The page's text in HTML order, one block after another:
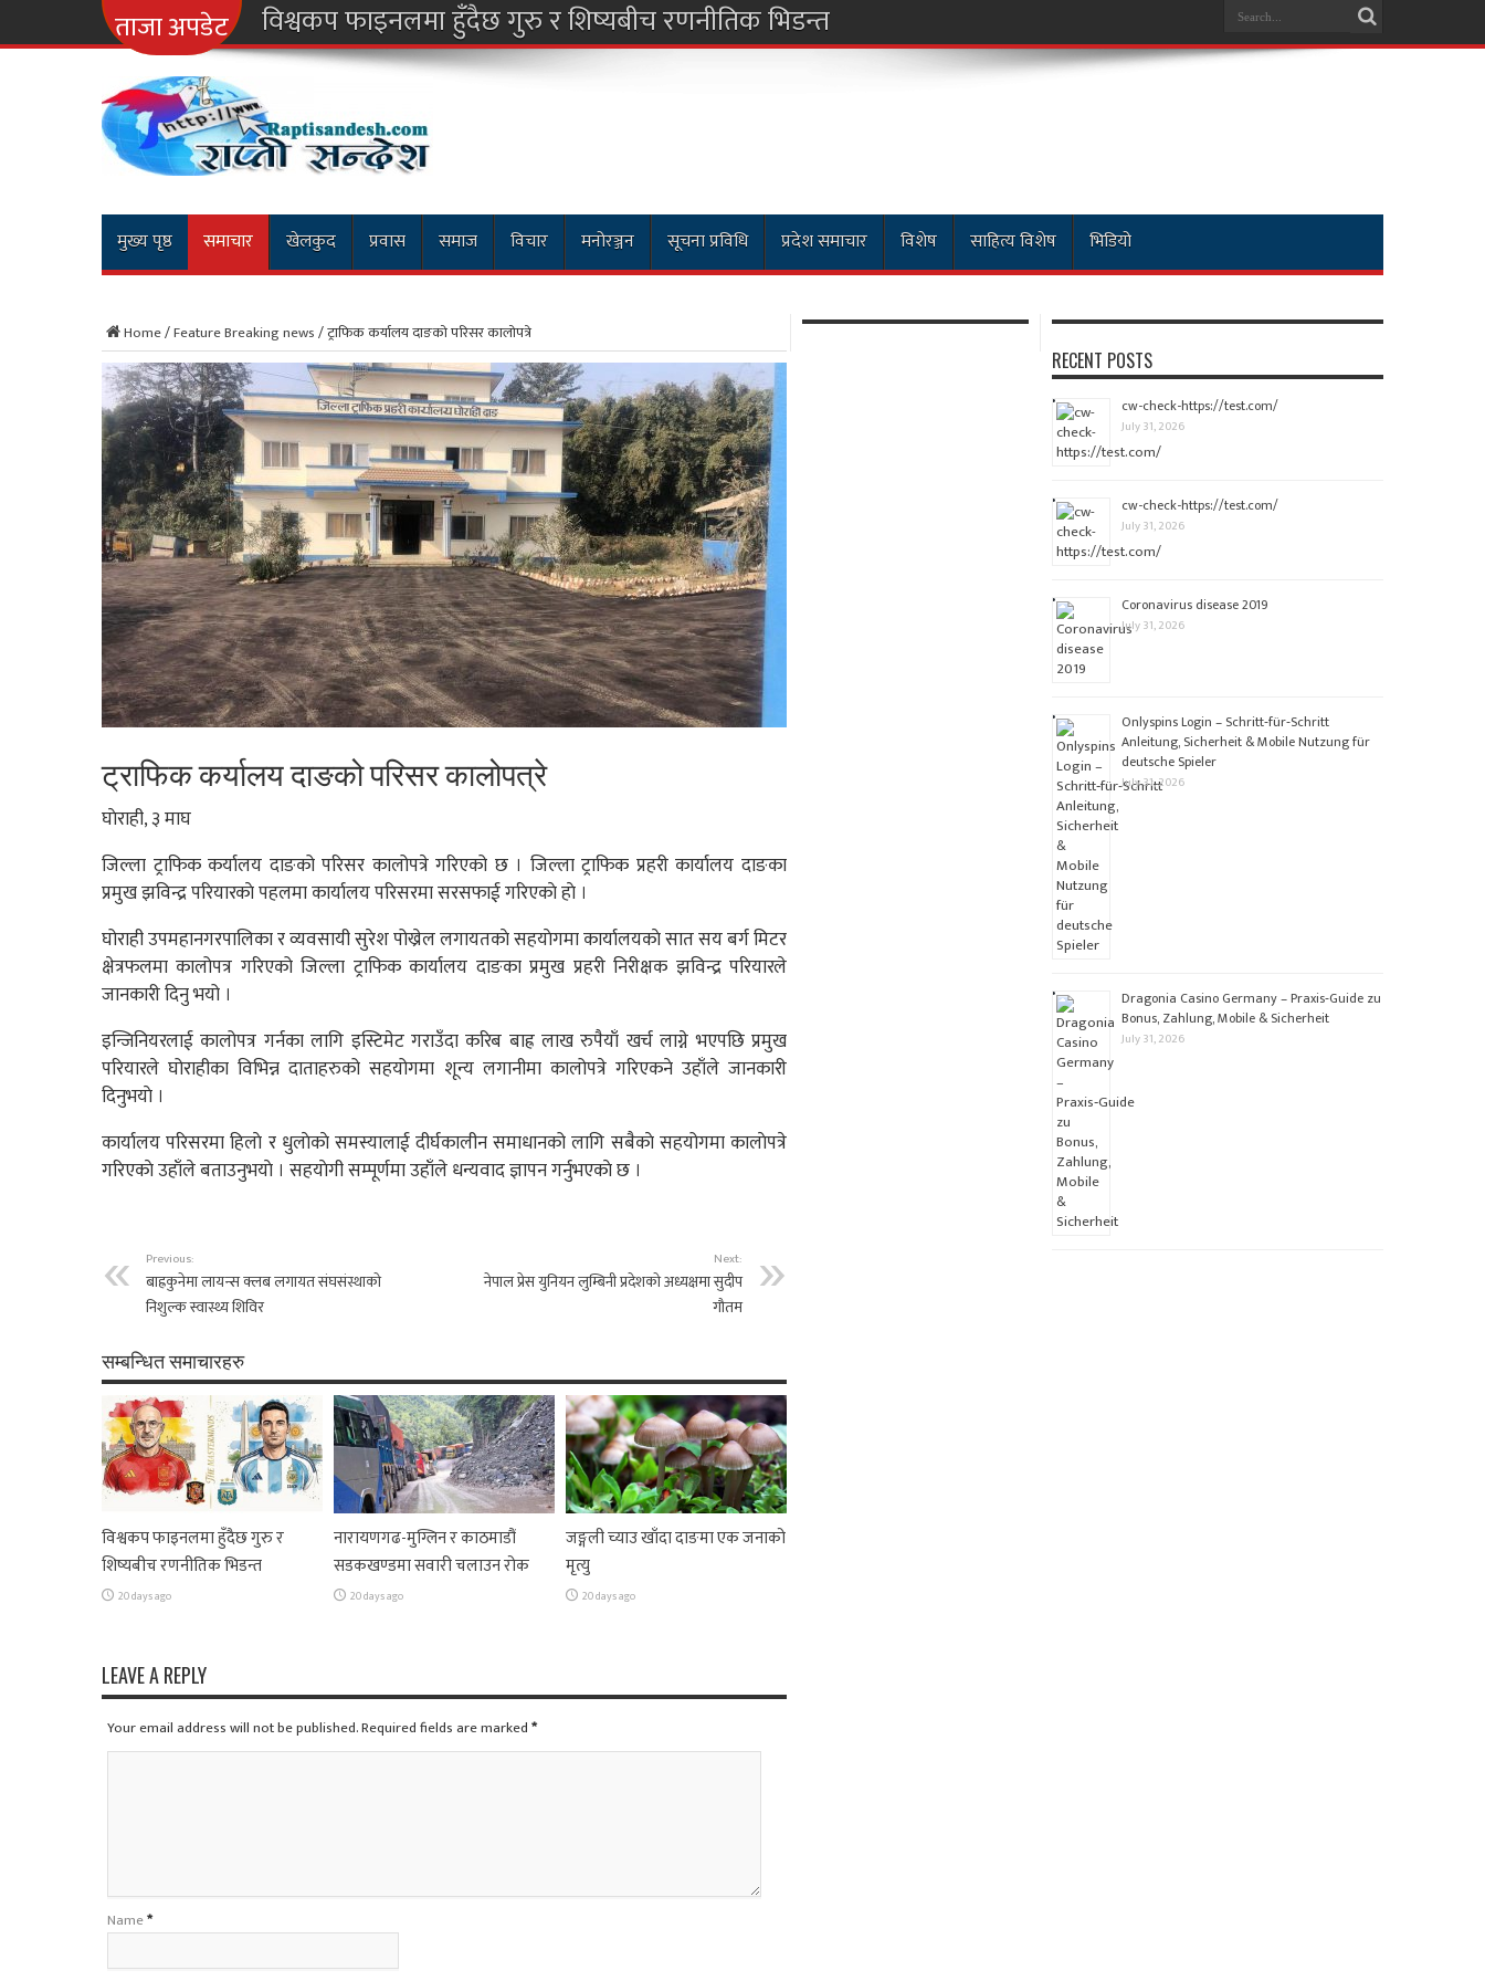
ताजा अपडेट नारा
मुख्य पृष्ठ समाचार खेलकुद प्रवास समाज विचार मनोरञ्जन सूचना प्रविधि प्रदेश समाचार विशेष साहित्य विशेष भिडियो
Home/Feature Breaking news/ट्राफिक कर्यालय दाङको परिसर कालोपत्रे
ट्राफिक कर्यालय दाङको परिसर कालोपत्रे
घाेराही, ३ माघ
जिल्ला ट्राफिक कर्यालय दाङको परिसर कालोपत्रे गरिएको छ । जिल्ला ट्राफिक प्रहरी कार्यालय दाङका
प्रमुख झविन्द्र परियारकाे पहलमा कार्यालय परिसरमा सरसफाई गरिएकाे हाे ।
घोराही उपमहानगरपालिका र व्यवसायी सुरेश पोख्रेल लगायतकाे सहयाेगमा कार्यालयकाे सात सय बर्ग मिटर
क्षेत्रफलमा कालोपत्र गरिएको जिल्ला ट्राफिक कार्यालय दाङका प्रमुख प्रहरी निरीक्षक झविन्द्र परियारले
जानकारी दिनु भयो ।
इन्जिनियरलाई कालोपत्र गर्नका लागि इस्टिमेट गराउँदा करिब बाह्र लाख रुपैयाँ खर्च लाग्ने भएपछि प्रमुख
परियारले घोराहीका विभिन्न दाताहरुको सहयोगमा शून्य लगानीमा कालोपत्रे गरिएकने उहाँले जानकारी
दिनुभयाे ।
कार्यालय परिसरमा हिलाे र धुलाेकाे समस्यालाई दीर्घकालीन समाधानको लागि सबैकाे सहयोगमा कालाेपत्रे
गरिएकाे उहाँले बताउनुभयाे । सहयाेगी सम्पूर्णमा उहाँले धन्यवाद ज्ञापन गर्नुभएकाे छ ।
Previous:
बाह्रकुनेमा लायन्स क्लब लगायत संघसंस्थाकाे
निशुल्क स्वास्थ्य शिविर
Next:
नेपाल प्रेस युनियन लुम्बिनी प्रदेशकाे अध्यक्षमा सुदीप
गाैतम
सम्बन्धित समाचारहरु
विश्वकप फाइनलमा हुँदैछ गुरु र
शिष्यबीच रणनीतिक भिडन्त
20 days ago
नारायणगढ-मुग्लिन र काठमाडौं
सडकखण्डमा सवारी चलाउन रोक
20 days ago
जङ्गली च्याउ खाँदा दाङमा एक जनाको
मृत्यु
20 days ago
LEAVE A REPLY
Your email address will not be published. Required fields are marked*
Name*
RECENT POSTS
cw-check-https://test.com/
July 31, 2026
cw-check-https://test.com/
July 31, 2026
Coronavirus disease 2019
July 31, 2026
Onlyspins Login – Schritt‑für‑Schritt
Anleitung, Sicherheit & Mobile Nutzung für
deutsche Spieler
July 31, 2026
Dragonia Casino Germany – Praxis‑Guide zu
Bonus, Zahlung, Mobile & Sicherheit
July 31, 2026